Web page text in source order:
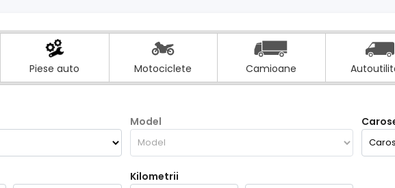
Piese auto Motociclete Camioane
Model
Kilometrii